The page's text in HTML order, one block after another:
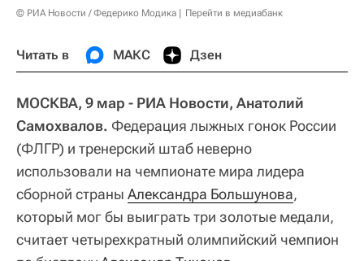
© РИА Новости / Федерико Модика Перейти в медиабанк
Читать в МАКС Дзен
МОСКВА, 9 мар - РИА Новости, Анатолий
Самохвалов. Федерация лыжных гонок России
(ФЛГР) и тренерский штаб неверно
использовали на чемпионате мира лидера
сборной страны Александра Большунова,
который мог бы выиграть три золотые медали,
считает четырехкратный олимпийский чемпион